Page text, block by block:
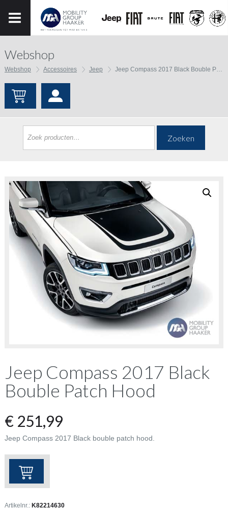
Webshop
Webshop Accessoires Jeep Jeep Compass 2017 Black Bouble Patch Hood
Zoeken
Jeep Compass 2017 Black
Bouble Patch Hood
€251,99
Jeep Compass 2017 Black bouble patch hood.
Jeep
Compass
2017
Black
Artikelnr.: K82214630